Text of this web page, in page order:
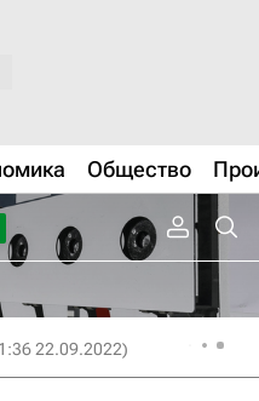
Общество
22.09.2022)